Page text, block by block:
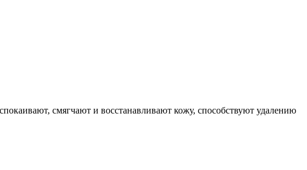
смягчают и восстанавливают кожу, способствуют удалению